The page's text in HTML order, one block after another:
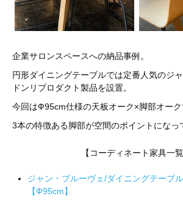
企業サロンスペースへの納品事例。
円形ダイニングテーブルでは定番人気のジ
ドンリプロダクト製品を設置。
今回はФ95cm仕様の天板オーク×脚部オーク
3本の特徴ある脚部が空間のポイントになっ
【コーディネート家具一覧
ジャン・プルーヴェ/ダイニングテーブ
【Ф95cm】